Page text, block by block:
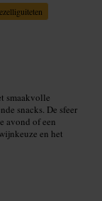
smaakvolle
snacks. De sfeer
avond of een
en het